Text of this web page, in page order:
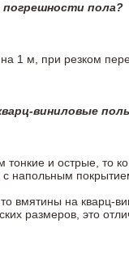
пола?
1 м, при резком
виниловые
и острые, то
с напольным
вмятины на кварц-
размеров, это